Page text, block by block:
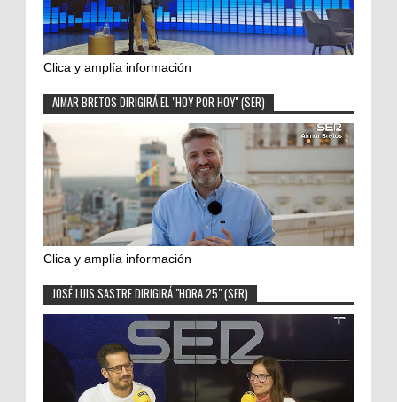
Clica y amplía información
AIMAR BRETOS DIRIGIRÁ EL "HOY POR HOY" (SER)
Clica y amplía información
JOSÉ LUIS SASTRE DIRIGIRÁ "HORA 25" (SER)